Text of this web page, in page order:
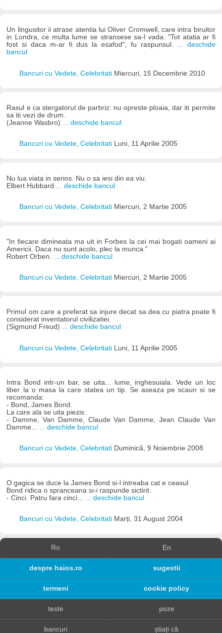
Un lingusitor ii atrase atentia lui Oliver Cromwell, care intra biruitor
in Londra, ce multa lume se stransese sa-l vada. "Tot atatia ar fi
fost si daca m-ar fi dus la esafod", fu raspunsul. ... deschide
bancul
Bancuri cu Vedete, Celebritati Miercuri, 15 Decembrie 2010
Rasul e ca stergatorul de parbriz: nu opreste ploaia, dar iti permite
sa iti vezi de drum.
(Jeanne Wasbro) ... deschide bancul
Bancuri cu Vedete, Celebritati Luni, 11 Aprilie 2005
Nu lua viata in serios. Nu o sa iesi din ea viu.
Elbert Hubbard
... deschide bancul
Bancuri cu Vedete, Celebritati Miercuri, 2 Martie 2005
"In fiecare dimineata ma uit in Forbes la cei mai bogati oameni ai
Americii. Daca nu sunt acolo, plec la munca."
Robert Orben.
... deschide bancul
Bancuri cu Vedete, Celebritati Miercuri, 2 Martie 2005
Primul om care a preferat sa injure decat sa dea cu piatra poate fi
considerat inventatorul civilizatiei.
(Sigmund Freud) ... deschide bancul
Bancuri cu Vedete, Celebritati Luni, 11 Aprilie 2005
Intra Bond intr-un bar, se uita... lume, inghesuiala. Vede un loc
liber la o masa la care statea un tip. Se aseaza pe scaun si se
recomanda:
- Bond, James Bond.
La care ala se uita piezis:
- Damme, Van Damme, Claude Van Damme, Jean Claude Van
Damme... ... deschide bancul
Bancuri cu Vedete, Celebritati Duminică, 9 Noiembrie 2008
O gagica se duce la James Bond si-l intreaba cat e ceasul.
Bond ridica o spranceana si-i raspunde sictirit:
- Cinci. Patru fara cinci...
... deschide bancul
Bancuri cu Vedete, Celebritati Marți, 31 August 2004
Ro En
despre haios.ro sugestii
termeni cookie policy
teste poze
bancuri știați că